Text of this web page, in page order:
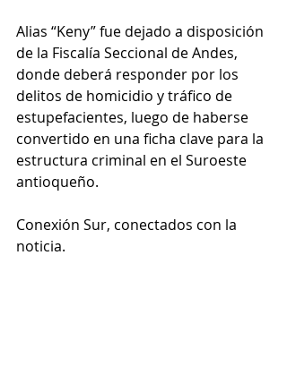
Alias “Keny” fue dejado a disposición
de la Fiscalía Seccional de Andes,
donde deberá responder por los
delitos de homicidio y tráfico de
estupefacientes, luego de haberse
convertido en una ficha clave para la
estructura criminal en el Suroeste
antioqueño.
Conexión Sur, conectados con la
noticia.